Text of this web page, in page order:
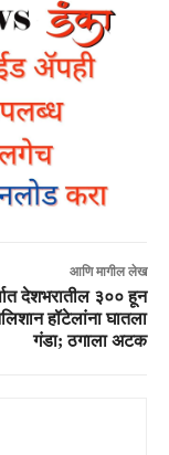
आणि मागील लेख
देशभरातील ३०० हून
हॉटेलांना घातला
गंडा; ठगाला अटक